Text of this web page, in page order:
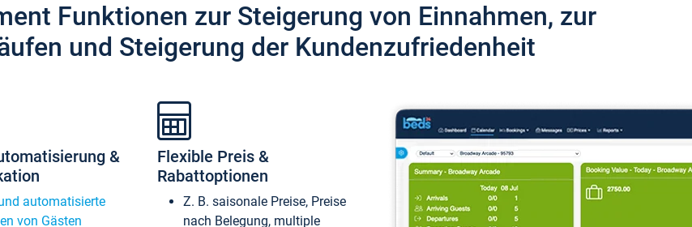
Funktionen zur Steigerung von Einnahmen, zur
und Steigerung der Kundenzufriedenheit
&
automatisierte
von Gästen
Flexible Preis &
Rabattoptionen
Z. B. saisonale Preise, Preise
nach Belegung, multiple